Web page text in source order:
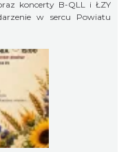
koncerty B-QLL i ŁZY
w sercu Powiatu